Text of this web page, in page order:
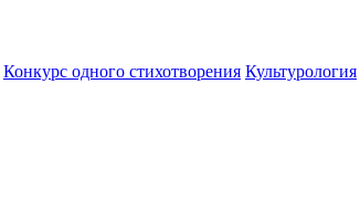
Конкурс одного стихотворения Культурология